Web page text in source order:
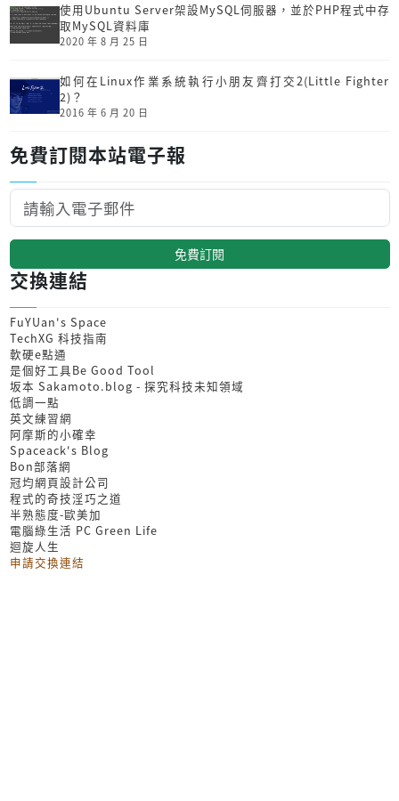
使用Ubuntu Server架設MySQL伺服器，並於PHP程式中存
取MySQL資料庫
2020 年 8 月 25 日
如何在Linux作業系統執行小朋友齊打交2(Little Fighter
2)？
2016 年 6 月 20 日
免費訂閱本站電子報
免費訂閱
交換連結
FuYUan's Space
TechXG 科技指南
軟硬e點通
是個好工具Be Good Tool
坂本 Sakamoto.blog - 探究科技未知領域
低調一點
英文練習網
阿摩斯的小確幸
Spaceack's Blog
Bon部落網
冠均網頁設計公司
程式的奇技淫巧之道
半熟態度-歐美加
電腦綠生活 PC Green Life
迴旋人生
申請交換連結